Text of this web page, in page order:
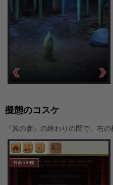
擬態のコスケ
『其の参』の終わりの間で、右